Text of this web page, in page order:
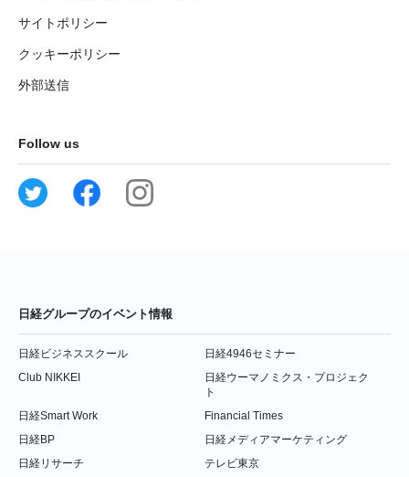
サイトポリシー
クッキーポリシー
外部送信
Follow us
日経グループのイベント情報
日経ビジネススクール
日経4946セミナー
Club NIKKEI
日経ウーマノミクス・プロジェク
ト
日経Smart Work
Financial Times
日経BP
日経メディアマーケティング
日経リサーチ
テレビ東京